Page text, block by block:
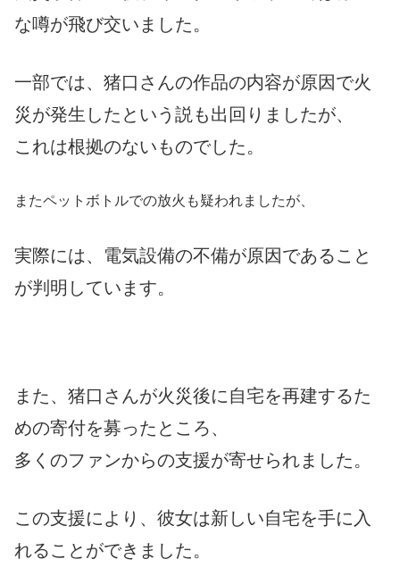
な噂が飛び交いました。
一部では、猪口さんの作品の内容が原因で火
災が発生したという説も出回りましたが、
これは根拠のないものでした。
またペットボトルでの放火も疑われましたが、
実際には、電気設備の不備が原因であること
が判明しています。
また、猪口さんが火災後に自宅を再建するた
めの寄付を募ったところ、
多くのファンからの支援が寄せられました。
この支援により、彼女は新しい自宅を手に入
れることができました。